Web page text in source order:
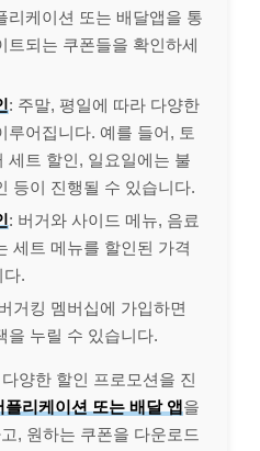
리케이션 또는 배달앱을 통
트되는 쿠폰들을 확인하세
: 주말, 평일에 따라 다양한
루어집니다. 예를 들어, 토
세트 할인, 일요일에는 불
등이 진행될 수 있습니다.
: 버거와 사이드 메뉴, 음료
세트 메뉴를 할인된 가격
다.
거킹 멤버십에 가입하면
을 누릴 수 있습니다.
양한 할인 프로모션을 진
플리케이션 또는 배달 앱을
, 원하는 쿠폰을 다운로드